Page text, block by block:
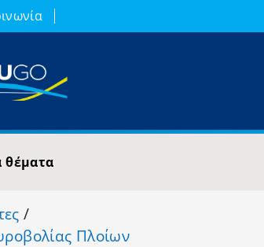
θέματα
/
Πλοίων